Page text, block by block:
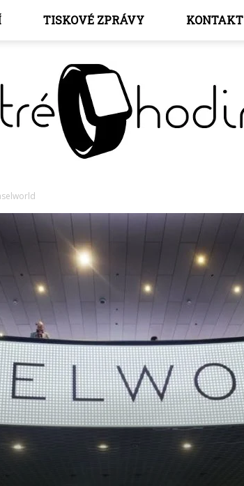
TISKOVÉ ZPRÁVY KONTAKT
Chytré
hodinky